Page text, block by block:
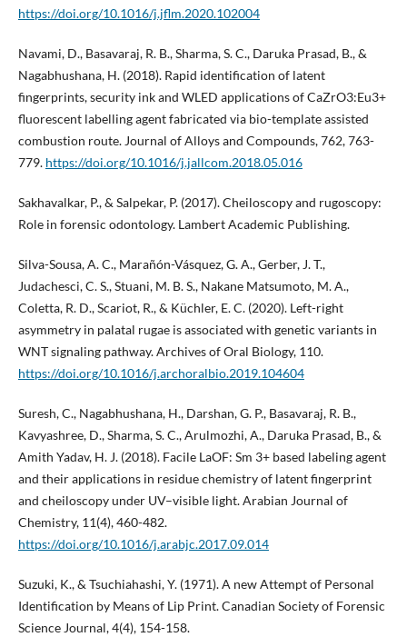
https://doi.org/10.1016/j.jflm.2020.102004
Navami, D., Basavaraj, R. B., Sharma, S. C., Daruka Prasad, B., &
Nagabhushana, H. (2018). Rapid identification of latent
fingerprints, security ink and WLED applications of CaZrO3:Eu3+
fluorescent labelling agent fabricated via bio-template assisted
combustion route. Journal of Alloys and Compounds, 762, 763-
779. https://doi.org/10.1016/j.jallcom.2018.05.016
Sakhavalkar, P., & Salpekar, P. (2017). Cheiloscopy and rugoscopy:
Role in forensic odontology. Lambert Academic Publishing.
Silva-Sousa, A. C., Marañón-Vásquez, G. A., Gerber, J. T.,
Judachesci, C. S., Stuani, M. B. S., Nakane Matsumoto, M. A.,
Coletta, R. D., Scariot, R., & Küchler, E. C. (2020). Left-right
asymmetry in palatal rugae is associated with genetic variants in
WNT signaling pathway. Archives of Oral Biology, 110.
https://doi.org/10.1016/j.archoralbio.2019.104604
Suresh, C., Nagabhushana, H., Darshan, G. P., Basavaraj, R. B.,
Kavyashree, D., Sharma, S. C., Arulmozhi, A., Daruka Prasad, B., &
Amith Yadav, H. J. (2018). Facile LaOF: Sm 3+ based labeling agent
and their applications in residue chemistry of latent fingerprint
and cheiloscopy under UV–visible light. Arabian Journal of
Chemistry, 11(4), 460-482.
https://doi.org/10.1016/j.arabjc.2017.09.014
Suzuki, K., & Tsuchiahashi, Y. (1971). A new Attempt of Personal
Identification by Means of Lip Print. Canadian Society of Forensic
Science Journal, 4(4), 154-158.